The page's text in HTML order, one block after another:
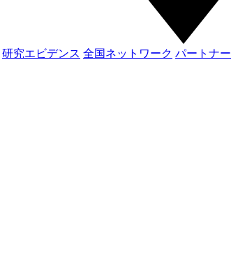
研究エビデンス 全国ネットワーク パートナー